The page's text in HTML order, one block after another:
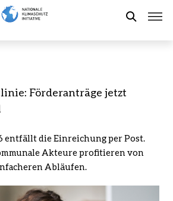
Förderanträge jetzt
entfällt die Einreichung per Post.
Akteure profitieren von
Abläufen.